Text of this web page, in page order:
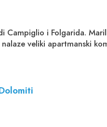
Campiglio i Folgarida.
veliki apartmanski